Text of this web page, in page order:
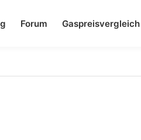
Forum Gaspreisvergleich